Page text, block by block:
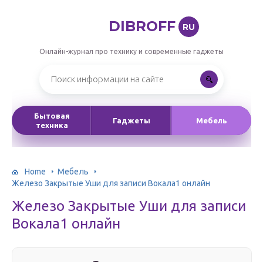
DIBROFF RU
Онлайн-журнал про технику и современные гаджеты
Бытовая
техника
Гаджеты Мебель
Home
Мебель
Железо Закрытые Уши для записи Вокала1 онлайн
Железо Закрытые Уши для записи
Вокала1 онлайн